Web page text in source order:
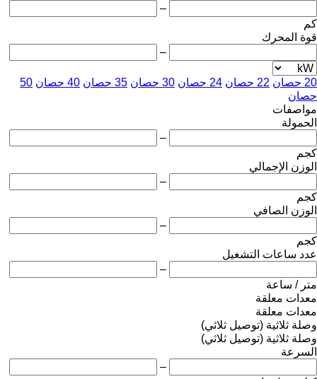
–
كم
قوة المحرك
–
20 حصان 22 حصان 24 حصان 30 حصان 35 حصان 40 حصان
50
حصان
مواصفات
الحمولة
–
كجم
الوزن الإجمالي
–
كجم
الوزن الصافي
–
كجم
عدد ساعات التشغيل
–
متر / ساعة
معدات معلقة
معدات معلقة
وصلة ثلاثية (توصيل ثلاثي)
وصلة ثلاثية (توصيل ثلاثي)
السرعة
–